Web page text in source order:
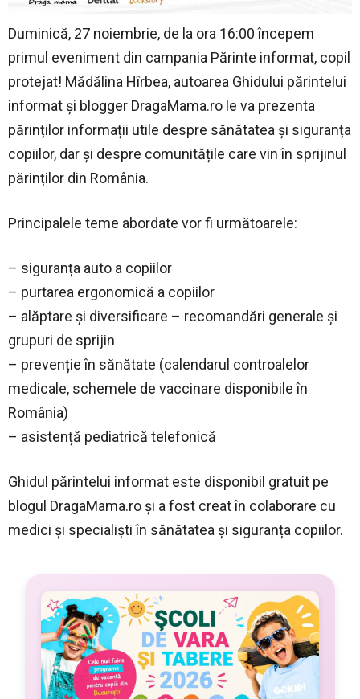
Duminică, 27 noiembrie, de la ora 16:00 începem
primul eveniment din campania Părinte informat, copil
protejat! Mădălina Hîrbea, autoarea Ghidului părintelui
informat și blogger DragaMama.ro le va prezenta
părinților informații utile despre sănătatea și siguranța
copiilor, dar și despre comunitățile care vin în sprijinul
părinților din România.
Principalele teme abordate vor fi următoarele:
– siguranța auto a copiilor
– purtarea ergonomică a copiilor
– alăptare și diversificare – recomandări generale și
grupuri de sprijin
– prevenție în sănătate (calendarul controalelor
medicale, schemele de vaccinare disponibile în
România)
– asistență pediatrică telefonică
Ghidul părintelui informat este disponibil gratuit pe
blogul DragaMama.ro și a fost creat în colaborare cu
medici și specialiști în sănătatea și siguranța copiilor.